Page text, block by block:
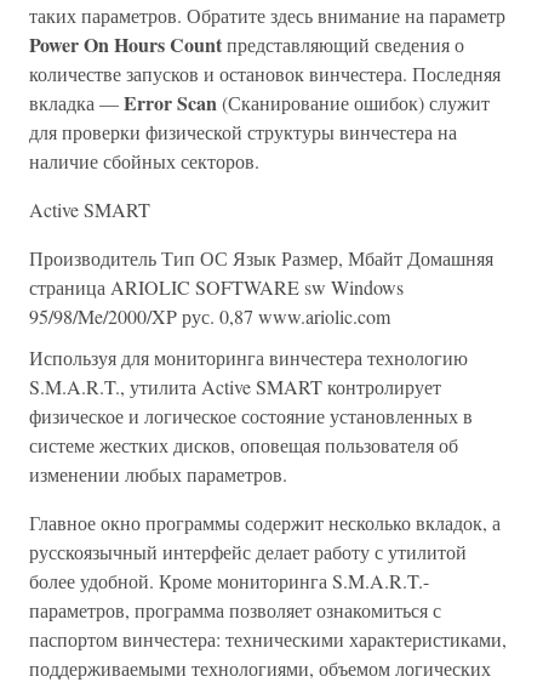
таких параметров. Обратите здесь внимание на параметр
Power On Hours Countпредставляющий сведения о
количестве запусков и остановок винчестера. Последняя
вкладка —Error Scan(Сканирование ошибок) служит
для проверки физической структуры винчестера на
наличие сбойных секторов.
Active SMART
Производитель Тип ОС Язык Размер, Мбайт Домашняя
страница ARIOLIC SOFTWARE sw Windows
95/98/Me/2000/XP рус. 0,87 www.ariolic.com
Используя для мониторинга винчестера технологию
S.M.A.R.T., утилита Active SMART контролирует
физическое и логическое состояние установленных в
системе жестких дисков, оповещая пользователя об
изменении любых параметров.
Главное окно программы содержит несколько вкладок, а
русскоязычный интерфейс делает работу с утилитой
более удобной. Кроме мониторинга S.M.A.R.T.-
параметров, программа позволяет ознакомиться с
паспортом винчестера: техническими характеристиками,
поддерживаемыми технологиями, объемом логических